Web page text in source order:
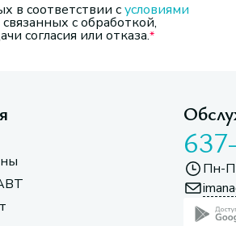
в соответствии сусловиями
с обработкой,
согласия или отказа.
Пн-